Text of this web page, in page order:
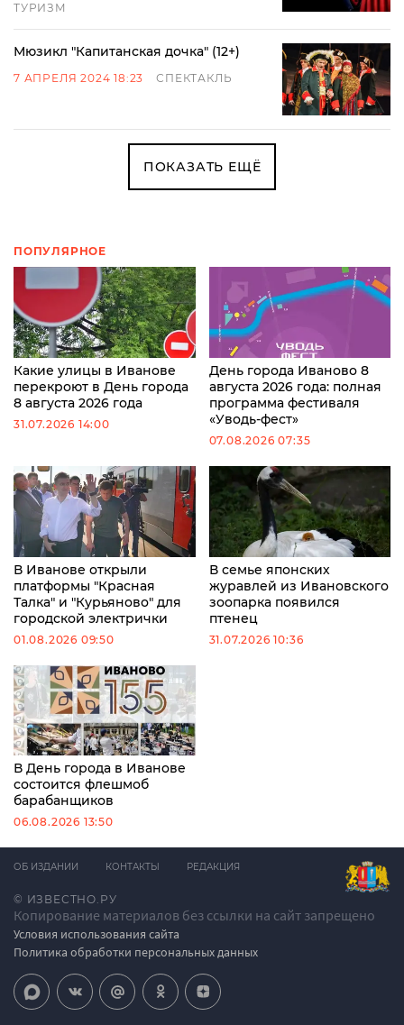
ТУРИЗМ
Мюзикл "Капитанская дочка" (12+)
7 АПРЕЛЯ 2024 18:23 СПЕКТАКЛЬ
ПОКАЗАТЬ ЕЩЁ
ПОПУЛЯРНОЕ
Какие улицы в Иванове
перекроют в День города
8 августа 2026 года
31.07.2026 14:00
День города Иваново 8
августа 2026 года: полная
программа фестиваля
«Уводь-фест»
07.08.2026 07:35
В Иванове открыли
платформы "Красная
Талка" и "Курьяново" для
городской электрички
01.08.2026 09:50
В семье японских
журавлей из Ивановского
зоопарка появился
птенец
31.07.2026 10:36
В День города в Иванове
состоится флешмоб
барабанщиков
06.08.2026 13:50
© ИЗВЕСТНО.РУ
Копирование материалов без ссылки на сайт запрещено
Условия использования сайта
Политика обработки персональных данных
ОБ ИЗДАНИИ КОНТАКТЫ РЕДАКЦИЯ